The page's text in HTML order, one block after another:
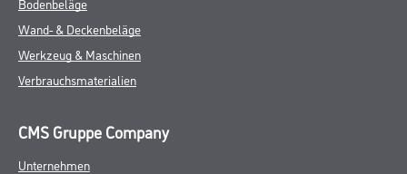
Wand- & Deckenbeläge
Werkzeug & Maschinen
Verbrauchsmaterialien
CMS Gruppe Company
Unternehmen